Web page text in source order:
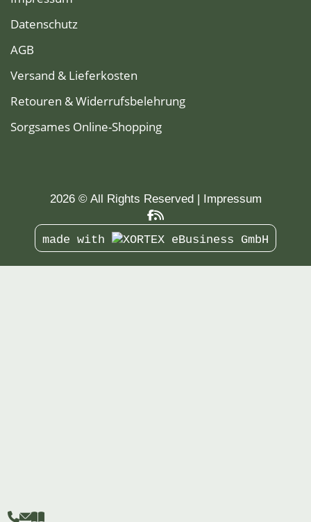

Datenschutz
AGB
Versand & Lieferkosten
Retouren & Widerrufsbelehrung
Sorgsames Online-Shopping
2026 © All Rights Reserved Impressum
made with